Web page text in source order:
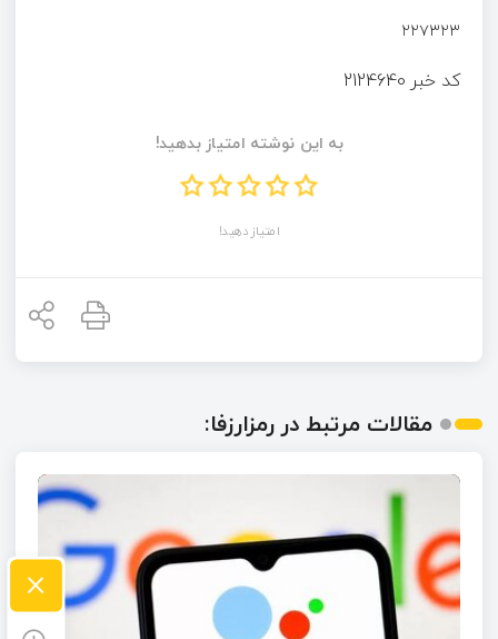
۲۲۷۳۲۳
کد خبر 2124640
به این نوشته امتیاز بدهید!
امتیاز دهید!
مقالات مرتبط در رمزارزفا:
×